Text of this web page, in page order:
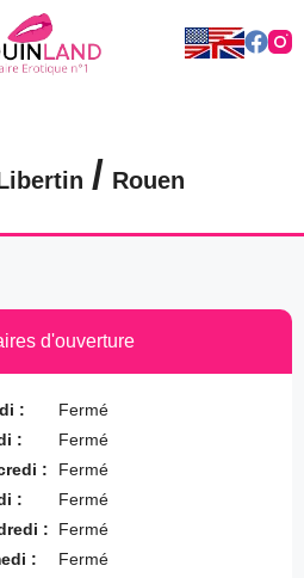
/ Rouen
d'ouverture
:
:
:
:
:
:
Fermé
Fermé
Fermé
Fermé
Fermé
Fermé